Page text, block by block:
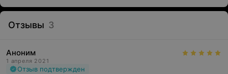
Отзывы 3
Аноним
1 апреля 2021
Отзыв подтвержден